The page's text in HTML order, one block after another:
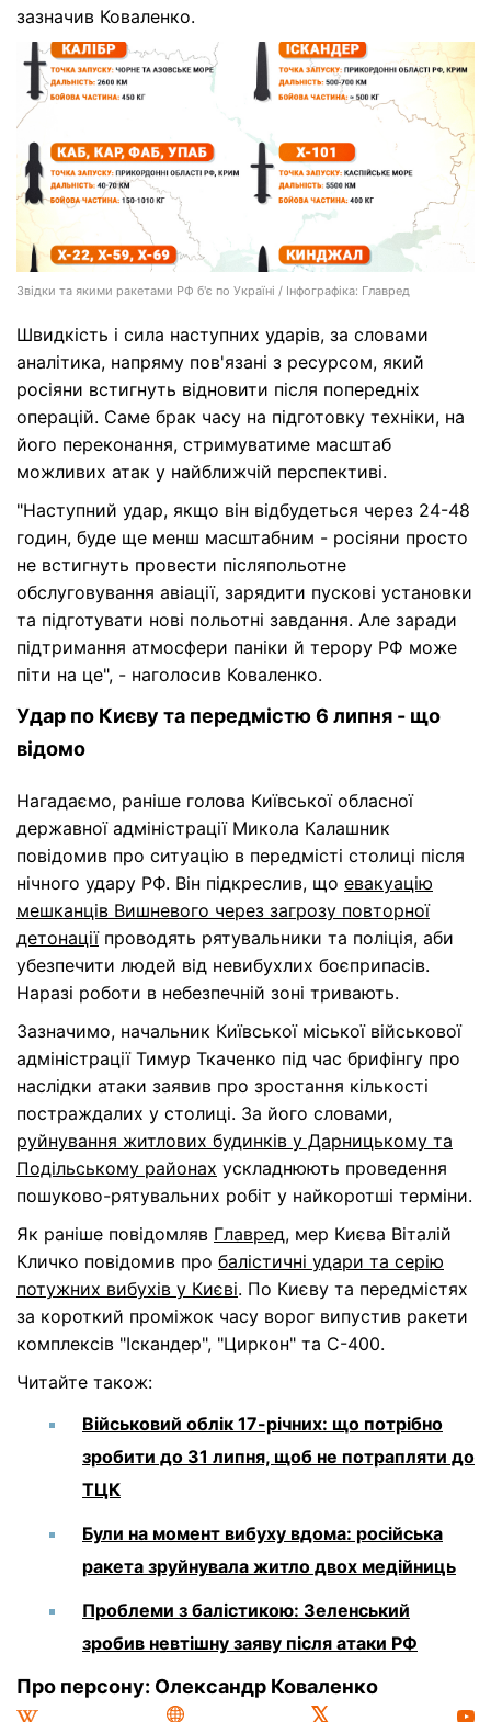
зазначив Коваленко.
Звідки та якими ракетами РФ б'є по Україні / Інфографіка: Главред
Швидкість і сила наступних ударів, за словами
аналітика, напряму пов'язані з ресурсом, який
росіяни встигнуть відновити після попередніх
операцій. Саме брак часу на підготовку техніки, на
його переконання, стримуватиме масштаб
можливих атак у найближчій перспективі.
"Наступний удар, якщо він відбудеться через 24-48
годин, буде ще менш масштабним - росіяни просто
не встигнуть провести післяпольотне
обслуговування авіації, зарядити пускові установки
та підготувати нові польотні завдання. Але заради
підтримання атмосфери паніки й терору РФ може
піти на це", - наголосив Коваленко.
Удар по Києву та передмістю 6 липня - що
відомо
Нагадаємо, раніше голова Київської обласної
державної адміністрації Микола Калашник
повідомив про ситуацію в передмісті столиці після
нічного удару РФ. Він підкреслив, що евакуацію
мешканців Вишневого через загрозу повторної
детонаціїпроводять рятувальники та поліція, аби
убезпечити людей від невибухлих боєприпасів.
Наразі роботи в небезпечній зоні тривають.
Зазначимо, начальник Київської міської військової
адміністрації Тимур Ткаченко під час брифінгу про
наслідки атаки заявив про зростання кількості
постраждалих у столиці. За його словами,
руйнування житлових будинків у Дарницькому та
Подільському районах ускладнюють проведення
пошуково-рятувальних робіт у найкоротші терміни.
Як раніше повідомляв Главред, мер Києва Віталій
Кличко повідомив про балістичні удари та серію
потужних вибухів у Києві. По Києву та передмістях
за короткий проміжок часу ворог випустив ракети
комплексів "Іскандер", "Циркон" та С-400.
Читайте також:
Військовий облік 17-річних: що потрібно
зробити до 31 липня, щоб не потрапляти до
ТЦК
Були на момент вибуху вдома: російська
ракета зруйнувала житло двох медійниць
Проблеми з балістикою: Зеленський
зробив невтішну заяву після атаки РФ
Про персону: Олександр Коваленко